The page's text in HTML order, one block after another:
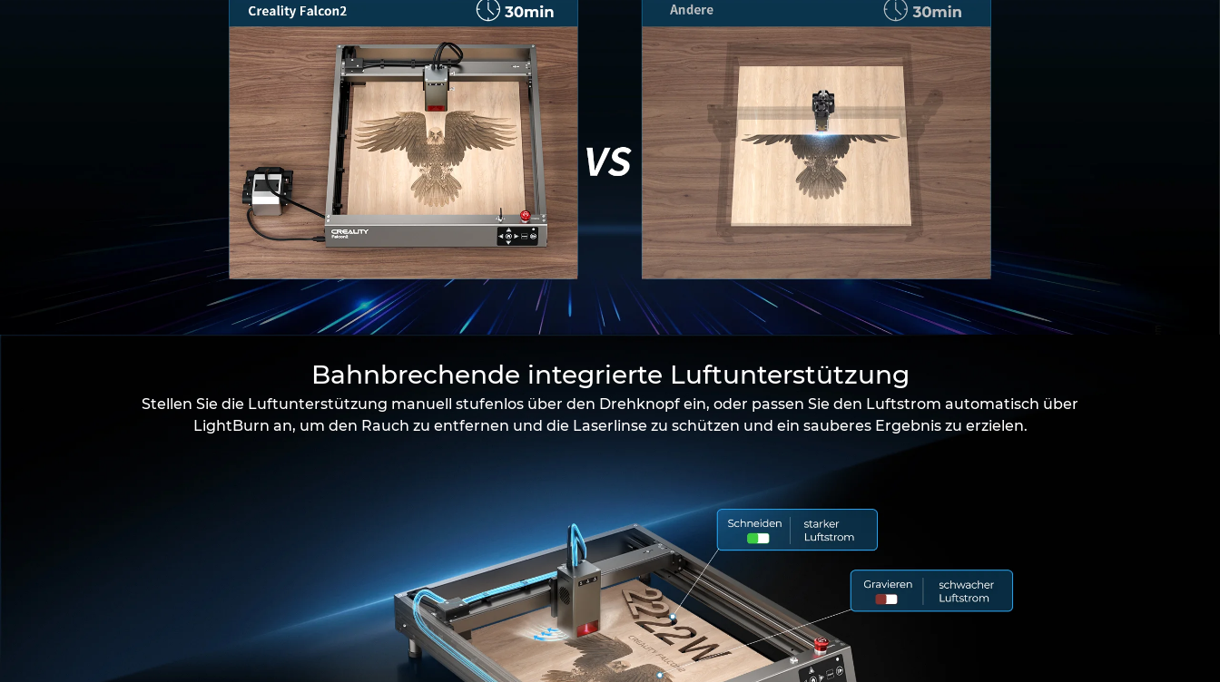
Bahnbrechende integrierte Luftunterstützung
Stellen Sie die Luftunterstützung manuell stufenlos über den Drehknopf ein, oder passen Sie den Luftstrom automatisch über
LightBurn an, um den Rauch zu entfernen und die Laserlinse zu schützen und ein sauberes Ergebnis zu erzielen.